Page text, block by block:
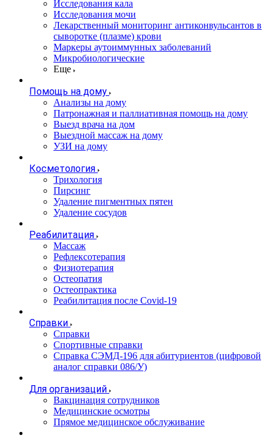
Исследования кала
Исследования мочи
Лекарственный мониторинг антиконвульсантов в
сыворотке (плазме) крови
Маркеры аутоиммунных заболеваний
Микробиологические
Еще
Помощь на дому
Анализы на дому
Патронажная и паллиативная помощь на дому
Выезд врача на дом
Выездной массаж на дому
УЗИ на дому
Косметология
Трихология
Пирсинг
Удаление пигментных пятен
Удаление сосудов
Реабилитация
Массаж
Рефлексотерапия
Физиотерапия
Остеопатия
Остеопрактика
Реабилитация после Covid-19
Справки
Справки
Спортивные справки
Справка СЭМД‑196 для абитуриентов (цифровой
аналог справки 086/У)
Для организаций
Вакцинация сотрудников
Медицинские осмотры
Прямое медицинское обслуживание